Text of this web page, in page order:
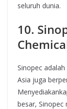
seluruh dunia.
10.
Sinopec
Asia juga
besar, Sinopec